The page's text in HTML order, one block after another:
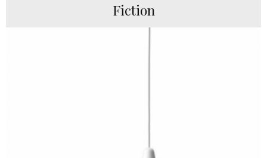
Fiction